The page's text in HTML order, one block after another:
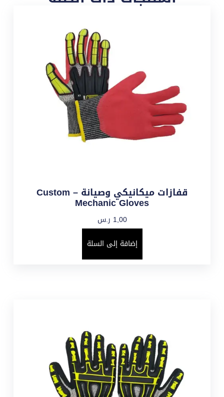
قفازات ميكانيكي وصيانة – Custom
Mechanic Gloves
1,00 ر.س
إضافة إلى السلة